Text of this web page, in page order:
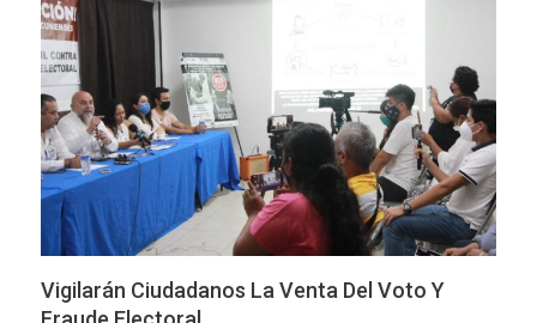
Vigilarán Ciudadanos La Venta Del Voto Y